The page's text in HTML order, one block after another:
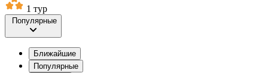
1 тур
Популярные
Ближайшие
Популярные